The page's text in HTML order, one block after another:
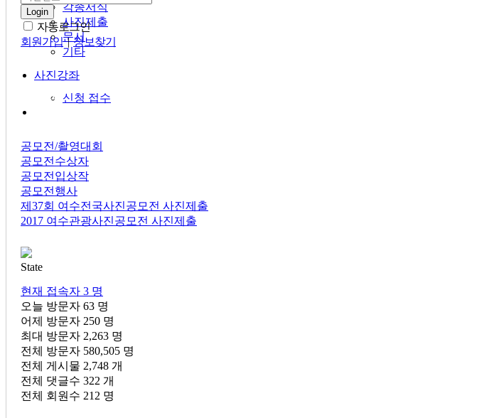
각종서식
사진제출
문서
기타
사진강좌
신청 접수
Login
자동로그인
회원가입|정보찾기
공모전
공모전/촬영대회
공모전수상자
공모전입상작
공모전행사
제37회 여수전국사진공모전 사진제출
2017 여수관광사진공모전 사진제출
State
현재 접속자 3 명
오늘 방문자 63 명
어제 방문자 250 명
최대 방문자 2,263 명
전체 방문자 580,505 명
전체 게시물 2,748 개
전체 댓글수 322 개
전체 회원수 212 명